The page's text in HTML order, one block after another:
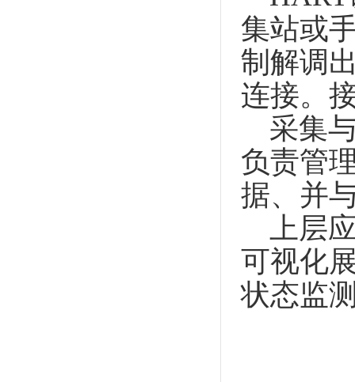
集站或
制解调
连接。
采集与
负责管
据、并
上层应
可视化
状态监